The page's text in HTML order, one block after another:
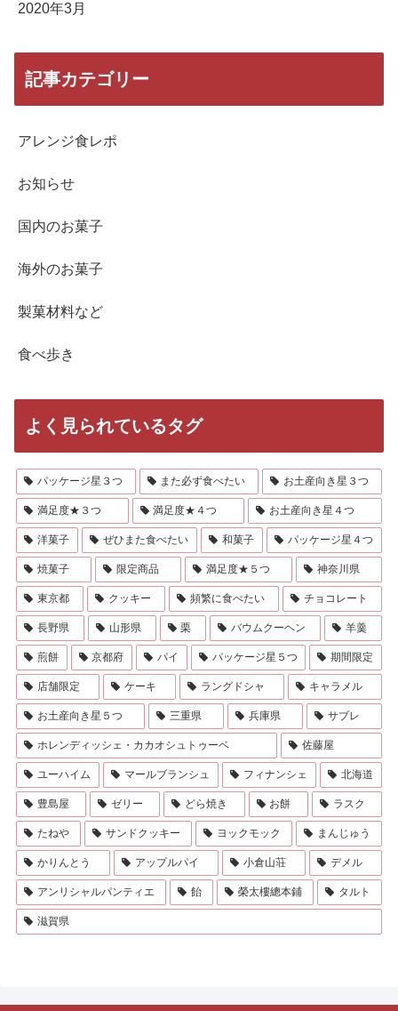
2020年3月
記事カテゴリー
アレンジ食レポ
お知らせ
国内のお菓子
海外のお菓子
製菓材料など
食べ歩き
よく見られているタグ
パッケージ星３つ また必ず食べたい お土産向き星３つ
満足度★３つ 満足度★４つ お土産向き星４つ
洋菓子 ぜひまた食べたい 和菓子 パッケージ星４つ
焼菓子 限定商品 満足度★５つ 神奈川県
東京都 クッキー 頻繁に食べたい チョコレート
長野県 山形県 栗 バウムクーヘン 羊羹
煎餅 京都府 パイ パッケージ星５つ 期間限定
店舗限定 ケーキ ラングドシャ キャラメル
お土産向き星５つ 三重県 兵庫県 サブレ
ホレンディッシェ・カカオシュトゥーベ 佐藤屋
ユーハイム マールブランシュ フィナンシェ 北海道
豊島屋 ゼリー どら焼き お餅 ラスク
たねや サンドクッキー ヨックモック まんじゅう
かりんとう アップルパイ 小倉山荘 デメル
アンリシャルパンティエ 飴 榮太樓總本鋪 タルト
滋賀県